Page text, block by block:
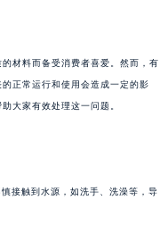
材料而备受消费者喜爱。然而，有
正常运行和使用会造成一定的影
大家有效处理这一问题。
接触到水源，如洗手、洗澡等，导